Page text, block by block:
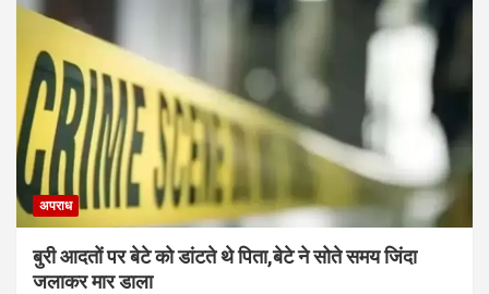
अपराध
बुरी आदतों पर बेटे को डांटते थे पिता,बेटे ने सोते समय जिंदा
जलाकर मार डाला